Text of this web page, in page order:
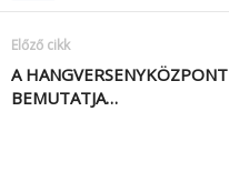
Előző cikk
A HANGVERSENYKÖZPONT
BEMUTATJA…